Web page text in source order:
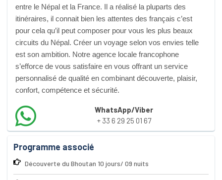
entre le Népal et la France. Il a réalisé la pluparts des
itinéraires, il connait bien les attentes des français c’est
pour cela qu’il peut composer pour vous les plus beaux
circuits du Népal. Créer un voyage selon vos envies telle
est son ambition. Notre agence locale francophone
s’efforce de vous satisfaire en vous offrant un service
personnalisé de qualité en combinant découverte, plaisir,
confort, compétence et sécurité.
WhatsApp/Viber
+ 33 6 29 25 01 67
Programme associé
Découverte du Bhoutan 10 jours/ 09 nuits